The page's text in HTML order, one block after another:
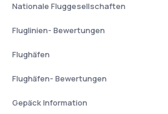
Nationale Fluggesellschaften
Fluglinien- Bewertungen
Flughäfen
Flughäfen- Bewertungen
Gepäck Information